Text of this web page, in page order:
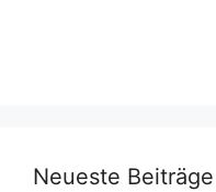
Neueste Beiträge